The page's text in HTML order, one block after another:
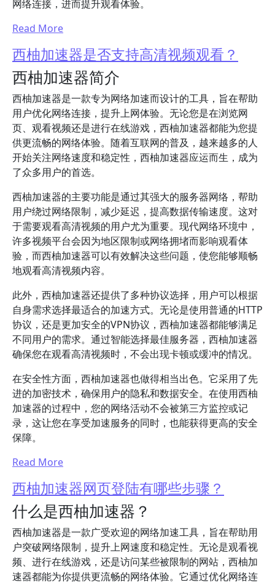
网络连接，进而提升观看体验。
Read More
西柚加速器是否支持高清视频观看？
西柚加速器简介
西柚加速器是一款专为网络加速而设计的工具，旨在帮助
用户优化网络连接，提升上网体验。无论您是在浏览网
页、观看视频还是进行在线游戏，西柚加速器都能为您提
供更流畅的网络体验。随着互联网的普及，越来越多的人
开始关注网络速度和稳定性，西柚加速器应运而生，成为
了众多用户的首选。
西柚加速器的主要功能是通过其强大的服务器网络，帮助
用户绕过网络限制，减少延迟，提高数据传输速度。这对
于需要观看高清视频的用户尤为重要。现代网络环境中，
许多视频平台会因为地区限制或网络拥堵而影响观看体
验，而西柚加速器可以有效解决这些问题，使您能够顺畅
地观看高清视频内容。
此外，西柚加速器还提供了多种协议选择，用户可以根据
自身需求选择最适合的加速方式。无论是使用普通的HTTP
协议，还是更加安全的VPN协议，西柚加速器都能够满足
不同用户的需求。通过智能选择最佳服务器，西柚加速器
确保您在观看高清视频时，不会出现卡顿或缓冲的情况。
在安全性方面，西柚加速器也做得相当出色。它采用了先
进的加密技术，确保用户的隐私和数据安全。在使用西柚
加速器的过程中，您的网络活动不会被第三方监控或记
录，这让您在享受加速服务的同时，也能获得更高的安全
保障。
Read More
西柚加速器网页登陆有哪些步骤？
什么是西柚加速器？
西柚加速器是一款广受欢迎的网络加速工具，旨在帮助用
户突破网络限制，提升上网速度和稳定性。无论是观看视
频、进行在线游戏，还是访问某些被限制的网站，西柚加
速器都能为你提供更流畅的网络体验。它通过优化网络连